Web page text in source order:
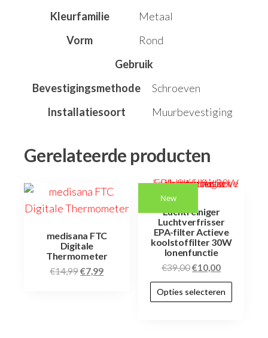
Kleurfamilie
Metaal
Vorm
Rond
Gebruik
Bevestigingsmethode
Schroeven
Installatiesoort
Muurbevestiging
Gerelateerde producten
medisana FTC
Digitale
Thermometer
€14,99€7,99
New
Luchtreiniger
Luchtverfrisser
EPA-filter Actieve
koolstoffilter 30W
Ionenfunctie
€39,00€10,00
Opties selecteren